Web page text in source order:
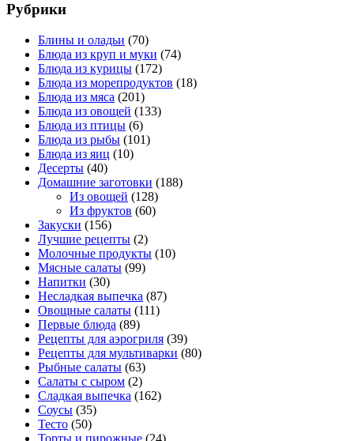
Рубрики
Блины и оладьи (70)
Блюда из круп и муки (74)
Блюда из курицы (172)
Блюда из морепродуктов (18)
Блюда из мяса (201)
Блюда из овощей (133)
Блюда из птицы (6)
Блюда из рыбы (101)
Блюда из яиц (10)
Десерты (40)
Домашние заготовки (188)
Из овощей (128)
Из фруктов (60)
Закуски (156)
Лучшие рецепты (2)
Молочные продукты (10)
Мясные салаты (99)
Напитки (30)
Несладкая выпечка (87)
Овощные салаты (111)
Первые блюда (89)
Рецепты для аэрогриля (39)
Рецепты для мультиварки (80)
Рыбные салаты (63)
Салаты с сыром (2)
Сладкая выпечка (162)
Соусы (35)
Тесто (50)
Торты и пирожные (24)